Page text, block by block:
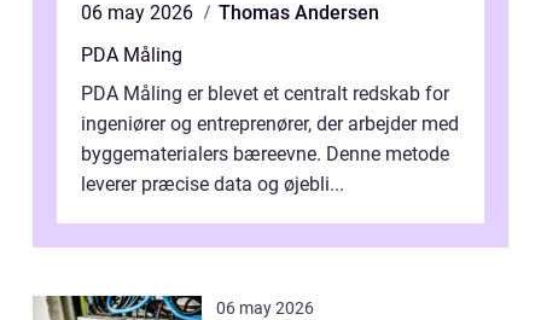
06 may 2026
Thomas Andersen
PDA Måling
PDA Måling er blevet et centralt redskab for
ingeniører og entreprenører, der arbejder med
byggematerialers bæreevne. Denne metode
leverer præcise data og øjebli...
06 may 2026